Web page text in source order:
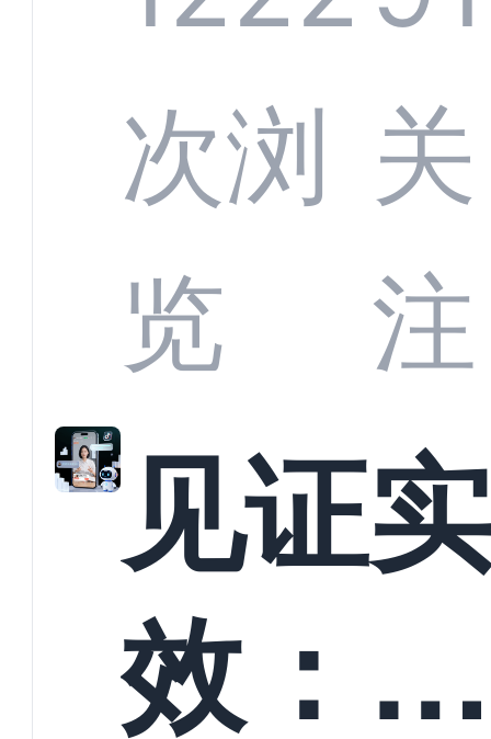
部供应
商深度
解析：
螳螂科
次浏
览
关
注
见证实
效：螳